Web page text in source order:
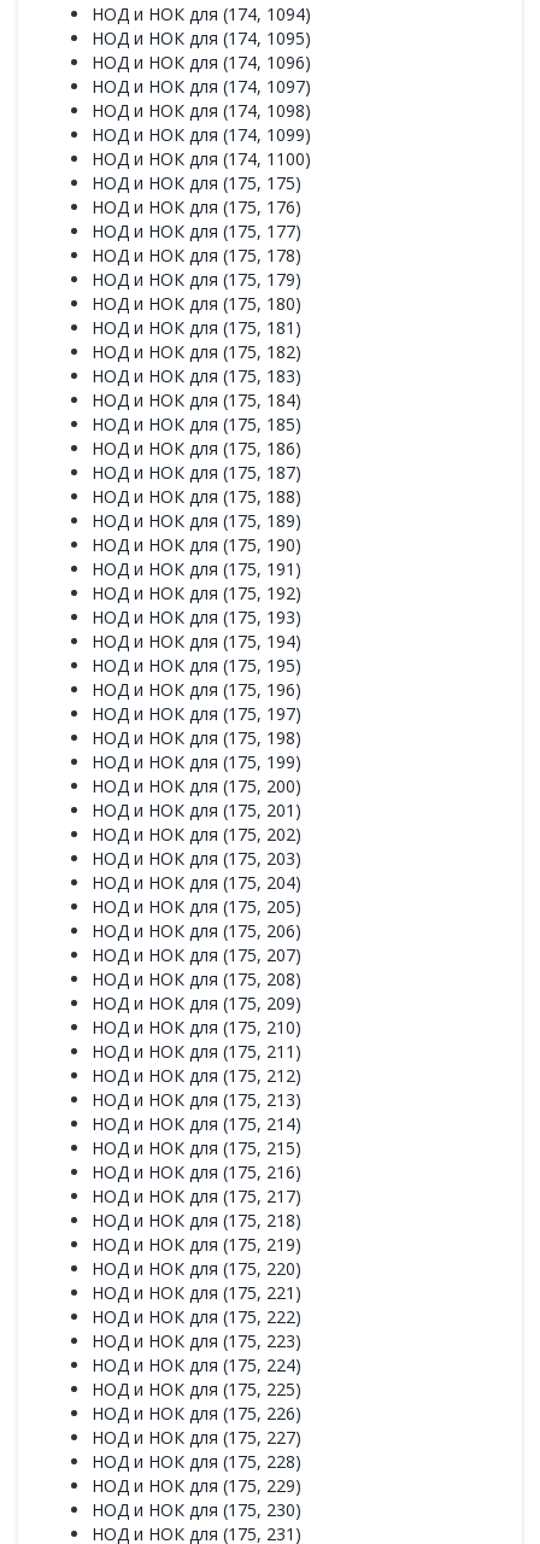
НОД и НОК для (174, 1094)
НОД и НОК для (174, 1095)
НОД и НОК для (174, 1096)
НОД и НОК для (174, 1097)
НОД и НОК для (174, 1098)
НОД и НОК для (174, 1099)
НОД и НОК для (174, 1100)
НОД и НОК для (175, 175)
НОД и НОК для (175, 176)
НОД и НОК для (175, 177)
НОД и НОК для (175, 178)
НОД и НОК для (175, 179)
НОД и НОК для (175, 180)
НОД и НОК для (175, 181)
НОД и НОК для (175, 182)
НОД и НОК для (175, 183)
НОД и НОК для (175, 184)
НОД и НОК для (175, 185)
НОД и НОК для (175, 186)
НОД и НОК для (175, 187)
НОД и НОК для (175, 188)
НОД и НОК для (175, 189)
НОД и НОК для (175, 190)
НОД и НОК для (175, 191)
НОД и НОК для (175, 192)
НОД и НОК для (175, 193)
НОД и НОК для (175, 194)
НОД и НОК для (175, 195)
НОД и НОК для (175, 196)
НОД и НОК для (175, 197)
НОД и НОК для (175, 198)
НОД и НОК для (175, 199)
НОД и НОК для (175, 200)
НОД и НОК для (175, 201)
НОД и НОК для (175, 202)
НОД и НОК для (175, 203)
НОД и НОК для (175, 204)
НОД и НОК для (175, 205)
НОД и НОК для (175, 206)
НОД и НОК для (175, 207)
НОД и НОК для (175, 208)
НОД и НОК для (175, 209)
НОД и НОК для (175, 210)
НОД и НОК для (175, 211)
НОД и НОК для (175, 212)
НОД и НОК для (175, 213)
НОД и НОК для (175, 214)
НОД и НОК для (175, 215)
НОД и НОК для (175, 216)
НОД и НОК для (175, 217)
НОД и НОК для (175, 218)
НОД и НОК для (175, 219)
НОД и НОК для (175, 220)
НОД и НОК для (175, 221)
НОД и НОК для (175, 222)
НОД и НОК для (175, 223)
НОД и НОК для (175, 224)
НОД и НОК для (175, 225)
НОД и НОК для (175, 226)
НОД и НОК для (175, 227)
НОД и НОК для (175, 228)
НОД и НОК для (175, 229)
НОД и НОК для (175, 230)
НОД и НОК для (175, 231)